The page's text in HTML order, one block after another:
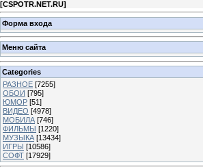
[CSPOTR.NET.RU]
Форма входа
Меню сайта
Categories
РАЗНОЕ [7255]
ОБОИ [795]
ЮМОР [51]
ВИДЕО [4978]
МОБИЛА [746]
ФИЛЬМЫ [1220]
МУЗЫКА [13434]
ИГРЫ [10586]
СОФТ [17929]